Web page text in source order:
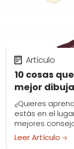
10 cosas
mejor
Artículo
¿Quieres
estás en el
mejores
con éxito...
Leer Artículo